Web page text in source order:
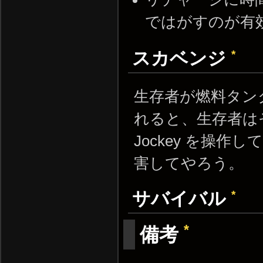
ではがすのが有
スカベンジ*
生存者が燃料タ
れると、生存者
Jockey を操作し
害してやろう。
サバイバル*
備考 *